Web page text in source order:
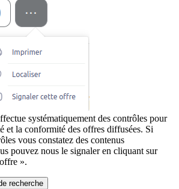
systématiquement des contrôles pour
et la conformité des offres diffusées. Si
vous constatez des contenus
pouvez nous le signaler en cliquant sur
».
recherche